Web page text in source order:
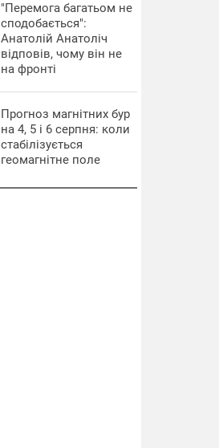
"Перемога багатьом не
сподобається":
Анатолій Анатоліч
відповів, чому він не
на фронті
Прогноз магнітних бур
на 4, 5 і 6 серпня: коли
стабілізується
геомагнітне поле